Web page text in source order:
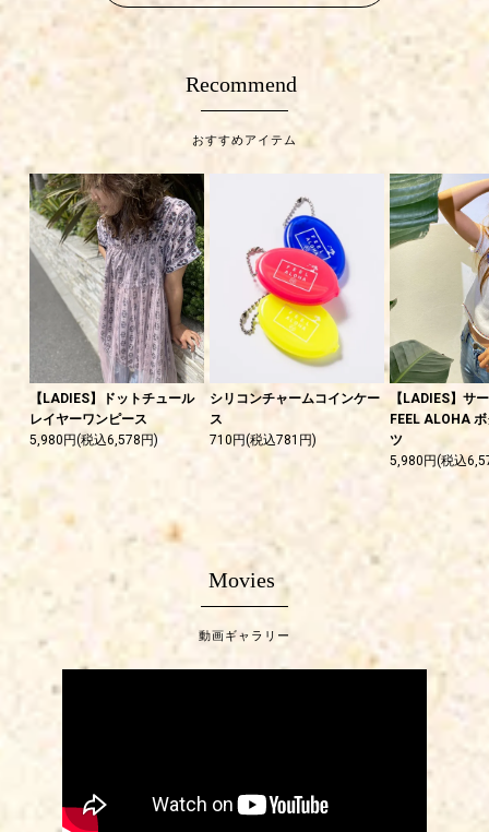
Recommend
おすすめアイテム
【LADIES】ドットチュール
レイヤーワンピース
5,980円(税込6,578円)
シリコンチャームコインケー
ス
710円(税込781円)
【LADIES】サ
FEEL ALOHA
ツ
5,980円(税込
Movies
動画ギャラリー